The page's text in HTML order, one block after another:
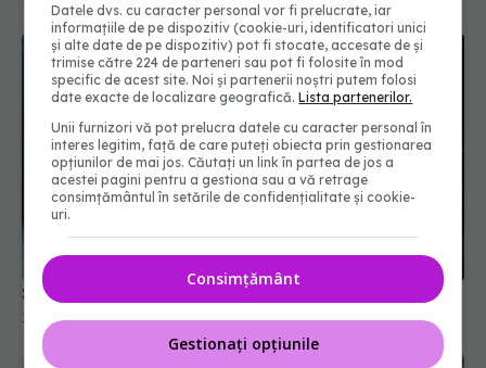
Scutul alimentar care oprește declinul cognitiv
15 apr 2026, 20:04
Datele dvs. cu caracter personal vor fi prelucrate, iar
informațiile de pe dispozitiv (cookie-uri, identificatori unici
și alte date de pe dispozitiv) pot fi stocate, accesate de și
trimise către 224 de parteneri sau pot fi folosite în mod
specific de acest site. Noi și partenerii noștri putem folosi
date exacte de localizare geografică.Lista partenerilor.
Unii furnizori vă pot prelucra datele cu caracter personal în
interes legitim, față de care puteți obiecta prin gestionarea
opțiunilor de mai jos. Căutați un link în partea de jos a
acestei pagini pentru a gestiona sau a vă retrage
consimțământul în setările de confidențialitate și cookie-
uri.
Consimțământ
Gestionați opțiunile